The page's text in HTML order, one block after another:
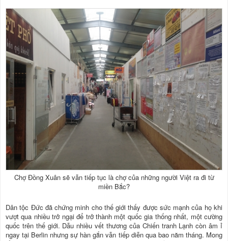
Chợ Đồng Xuân sẽ vẫn tiếp tục là chợ của những người Việt ra đi từ
miền Bắc?
Dân tộc Đức đã chứng minh cho thế giới thấy được sức mạnh của họ khi
vượt qua nhiều trở ngại để trở thành một quốc gia thống nhất, một cường
quốc trên thế giới. Dẫu nhiều vết thương của Chiến tranh Lạnh còn âm ỉ
ngay tại Berlin nhưng sự hàn gắn vẫn tiếp diễn qua bao năm tháng. Mong